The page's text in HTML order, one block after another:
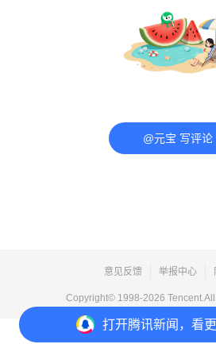
打开腾讯新闻，看
@元宝 写评论
意见反馈 举报中心
Copyright© 1998-2026